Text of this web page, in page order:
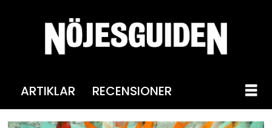
ARTIKLAR RECENSIONER